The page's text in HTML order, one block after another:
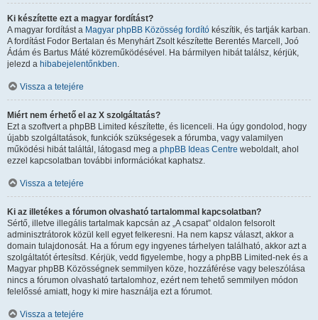
Ki készítette ezt a magyar fordítást?
A magyar fordítást a Magyar phpBB Közösség fordító készítik, és tartják karban.
A fordítást Fodor Bertalan és Menyhárt Zsolt készítette Berentés Marcell, Joó
Ádám és Bartus Máté közreműködésével. Ha bármilyen hibát találsz, kérjük,
jelezd a hibabejelentőnkben.
Vissza a tetejére
Miért nem érhető el az X szolgáltatás?
Ezt a szoftvert a phpBB Limited készítette, és licenceli. Ha úgy gondolod, hogy
újabb szolgáltatások, funkciók szükségesek a fórumba, vagy valamilyen
működési hibát találtál, látogasd meg a phpBB Ideas Centre weboldalt, ahol
ezzel kapcsolatban további információkat kaphatsz.
Vissza a tetejére
Ki az illetékes a fórumon olvasható tartalommal kapcsolatban?
Sértő, illetve illegális tartalmak kapcsán az „A csapat” oldalon felsorolt
adminisztrátorok közül kell egyet felkeresni. Ha nem kapsz választ, akkor a
domain tulajdonosát. Ha a fórum egy ingyenes tárhelyen található, akkor azt a
szolgáltatót értesítsd. Kérjük, vedd figyelembe, hogy a phpBB Limited-nek és a
Magyar phpBB Közösségnek semmilyen köze, hozzáférése vagy beleszólása
nincs a fórumon olvasható tartalomhoz, ezért nem tehető semmilyen módon
felelőssé amiatt, hogy ki mire használja ezt a fórumot.
Vissza a tetejére